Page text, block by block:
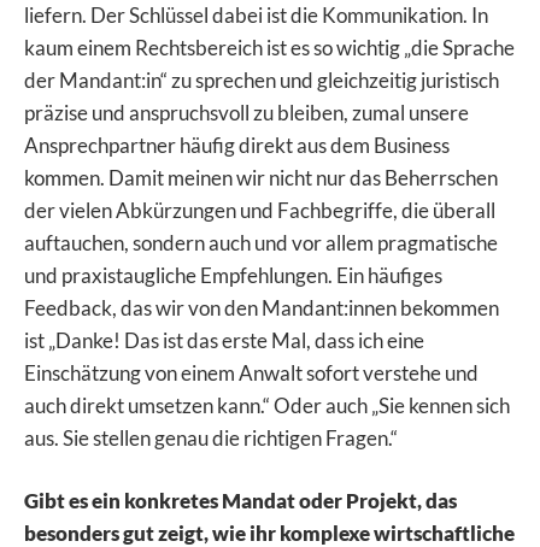
liefern. Der Schlüssel dabei ist die Kommunikation. In
kaum einem Rechtsbereich ist es so wichtig „die Sprache
der Mandant:in“ zu sprechen und gleichzeitig juristisch
präzise und anspruchsvoll zu bleiben, zumal unsere
Ansprechpartner häufig direkt aus dem Business
kommen. Damit meinen wir nicht nur das Beherrschen
der vielen Abkürzungen und Fachbegriffe, die überall
auftauchen, sondern auch und vor allem pragmatische
und praxistaugliche Empfehlungen. Ein häufiges
Feedback, das wir von den Mandant:innen bekommen
ist „Danke! Das ist das erste Mal, dass ich eine
Einschätzung von einem Anwalt sofort verstehe und
auch direkt umsetzen kann.“ Oder auch „Sie kennen sich
aus. Sie stellen genau die richtigen Fragen.“
Gibt es ein konkretes Mandat oder Projekt, das
besonders gut zeigt, wie ihr komplexe wirtschaftliche